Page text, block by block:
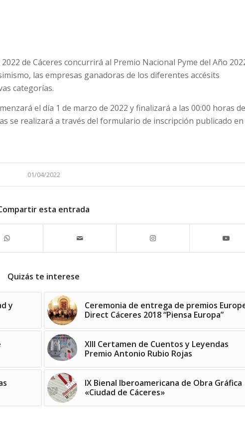
de Cáceres concurrirá al Premio Nacional Pyme del Año
las empresas ganadoras de los diferentes accésits
categorías.
el día 1 de marzo de 2022 y finalizará a las 00:00 horas
se realizará a través del formulario de inscripción publicado
01/04/2022
esta entrada
Quizás te interese
y
Ceremonia de entrega de premios
Direct Cáceres 2018 “Piensa Europa”
XIII Certamen de Cuentos y Leyendas
Premio Antonio Rubio Rojas
IX Bienal Iberoamericana de Obra Gráfica
«Ciudad de Cáceres»